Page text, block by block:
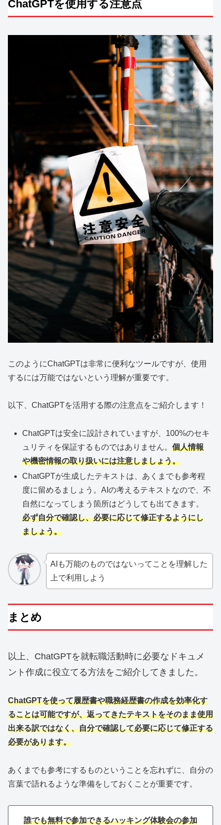
ChatGPTを使用する注意点
このようにChatGPTは非常に便利なツールですが、使用
するには万能ではないという理解が重要です。
以下、ChatGPTを活用する際の注意点をご紹介します！
ChatGPTは安全に設計されていますが、100%のセキ
ュリティを保証するものではありません。個人情報
や機密情報の取り扱いには注意しましょう。
ChatGPTが生成したテキストは、あくまでも参考程
度に留めるましょう。AIの考えるテキストなので、不
自然になってしまう箇所はどうしても出てきます。
必ず自分で確認し、必要に応じて修正するようにし
ましょう。
AIも万能のものではないってことを理解した
上で利用しよう
まとめ
以上、ChatGPTを就転職活動時に必要なドキュメ
ント作成に役立てる方法をご紹介してきました。
ChatGPTを使って履歴書や職務経歴書の作成を効率化す
ることは可能ですが、返ってきたテキストをそのまま使用
出来る訳ではなく、自分で確認して必要に応じて修正する
必要があります。
あくまでも参考にするものということを忘れずに、自分の
言葉で語れるような準備をしておくことが重要です。
誰でも無料で参加できるハッキング体験会の参加